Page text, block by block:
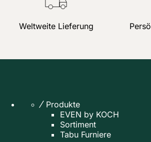
Weltweite Lieferung
Produkte
EVEN by KOCH
Sortiment
Tabu Furniere